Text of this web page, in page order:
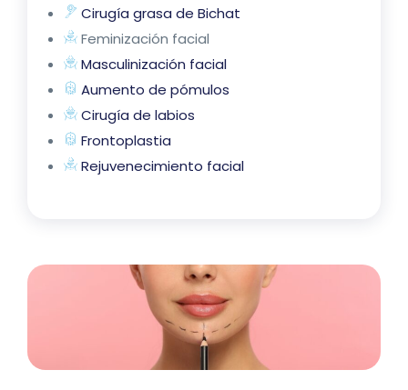
Cirugía grasa de Bichat
Feminización facial
Masculinización facial
Aumento de pómulos
Cirugía de labios
Frontoplastia
Rejuvenecimiento facial